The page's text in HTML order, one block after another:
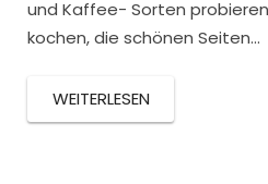
und Kaffee- Sorten
kochen, die schönen Seiten…
WEITERLESEN